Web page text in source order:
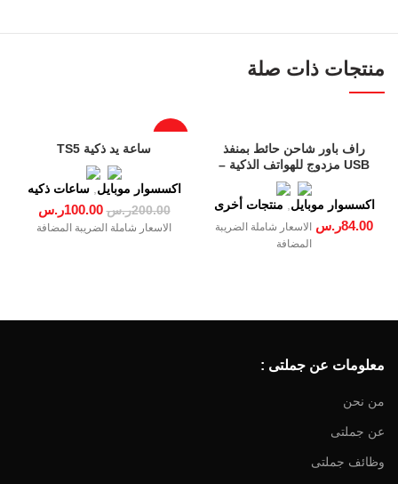
منتجات ذات صلة
راف باور شاحن حائط بمنفذ
USB مزدوج للهواتف الذكية –
RP-PC006-UK
اكسسوار موبايل, منتجات أخرى
84.00ر.س
الاسعار شاملة الضريبة
المضافة
ساعة يد ذكية TS5
اكسسوار موبايل,ساعات ذكيه
200.00ر.س 100.00ر.س
الاسعار شاملة الضريبة المضافة
معلومات عن جملتى :
من نحن
عن جملتى
وظائف جملتى